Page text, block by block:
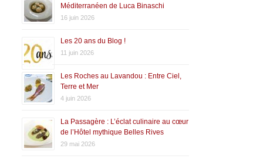
Méditerranéen de Luca Binaschi
16 juin 2026
Les 20 ans du Blog !
11 juin 2026
Les Roches au Lavandou : Entre Ciel,
Terre et Mer
4 juin 2026
La Passagère : L’éclat culinaire au cœur
de l’Hôtel mythique Belles Rives
29 mai 2026